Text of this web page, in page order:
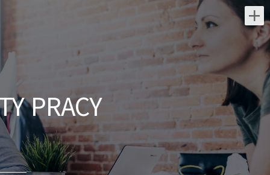
Najnowsze oferty pracy:
Kierownik projektu (k/m)
świętokrzyskie/ Kielce
Rekrutujemy dla : Naszego klienta:
generalnego wykonawcy z sektora
elektroenergetyki. Lokalizacja :
Warszawa/Kielce Zakres obowiązków:
Kompleksowe...
PRACY